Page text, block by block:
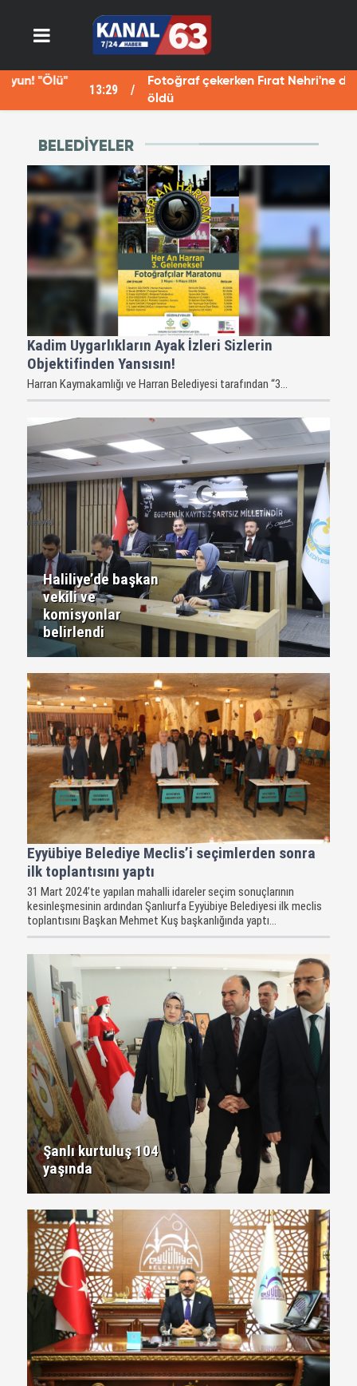
13:29
Fotoğraf çekerken Fırat Nehri'ne düşen Havva
BELEDIYELER
Kadim Uygarlıkların Ayak İzleri Sizlerin
Objektifinden Yansısın!
Harran Kaymakamlığı ve Harran Belediyesi tarafından “3...
Haliliye’de başkan
vekili ve
komisyonlar
belirlendi
Eyyübiye Belediye Meclis’i seçimlerden sonra
ilk toplantısını yaptı
31 Mart 2024’te yapılan mahalli idareler seçim sonuçlarının
kesinleşmesinin ardından Şanlıurfa Eyyübiye Belediyesi ilk meclis
toplantısını Başkan Mehmet Kuş başkanlığında yaptı...
Şanlı kurtuluş 104
yaşında